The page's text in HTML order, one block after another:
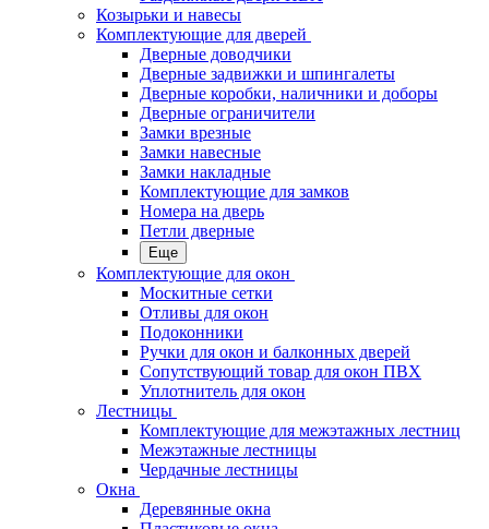
Козырьки и навесы
Комплектующие для дверей
Дверные доводчики
Дверные задвижки и шпингалеты
Дверные коробки, наличники и доборы
Дверные ограничители
Замки врезные
Замки навесные
Замки накладные
Комплектующие для замков
Номера на дверь
Петли дверные
Еще
Комплектующие для окон
Москитные сетки
Отливы для окон
Подоконники
Ручки для окон и балконных дверей
Сопутствующий товар для окон ПВХ
Уплотнитель для окон
Лестницы
Комплектующие для межэтажных лестниц
Межэтажные лестницы
Чердачные лестницы
Окна
Деревянные окна